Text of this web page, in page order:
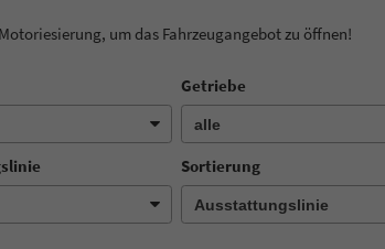
um das Fahrzeugangebot zu öffnen!
Getriebe
Sortierung